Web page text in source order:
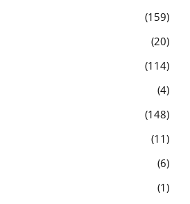
159
20
114
4
148
11
6
1